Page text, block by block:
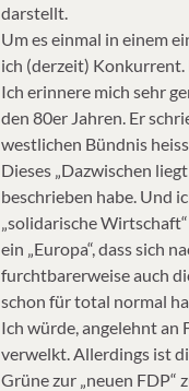
darstellt.
Um es einmal in einem
ich (derzeit) Konkurrent.
Ich erinnere mich sehr
den 80er Jahren. Er
westlichen Bündnis
Dieses „Dazwischen
beschrieben habe. Und
„solidarische
ein „Europa“, dass sich
furchtbarerweise auch
schon für total normal
Ich würde, angelehnt an
verwelkt. Allerdings ist
Grüne zur „neuen FDP“